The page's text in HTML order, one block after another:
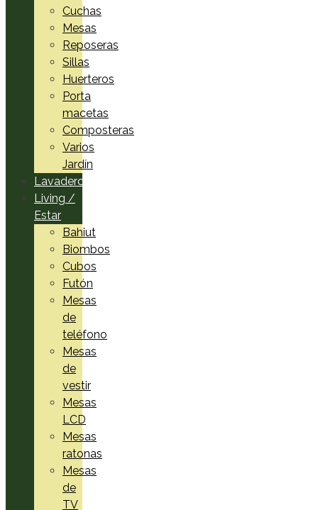
Cuchas
Mesas
Reposeras
Sillas
Huerteros
Porta
macetas
Composteras
Varios
Jardín
Lavadero
Living /
Estar
Bahiut
Biombos
Cubos
Futón
Mesas
de
teléfono
Mesas
de
vestir
Mesas
LCD
Mesas
ratonas
Mesas
de
TV